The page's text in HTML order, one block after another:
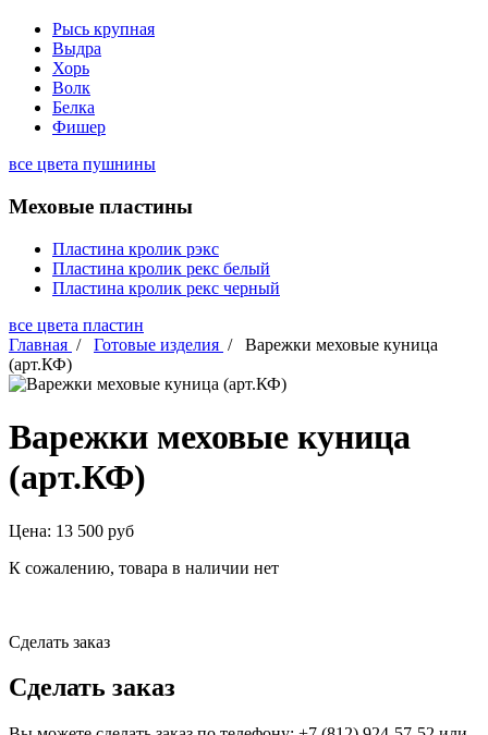
Рысь крупная
Выдра
Хорь
Волк
Белка
Фишер
все цвета пушнины
Меховые пластины
Пластина кролик рэкс
Пластина кролик рекс белый
Пластина кролик рекс черный
все цвета пластин
Главная / Готовые изделия / Варежки меховые куница
(арт.КФ)
Варежки меховые куница
(арт.КФ)
Цена: 13 500 руб
К сожалению, товара в наличии нет
Сделать заказ
Сделать заказ